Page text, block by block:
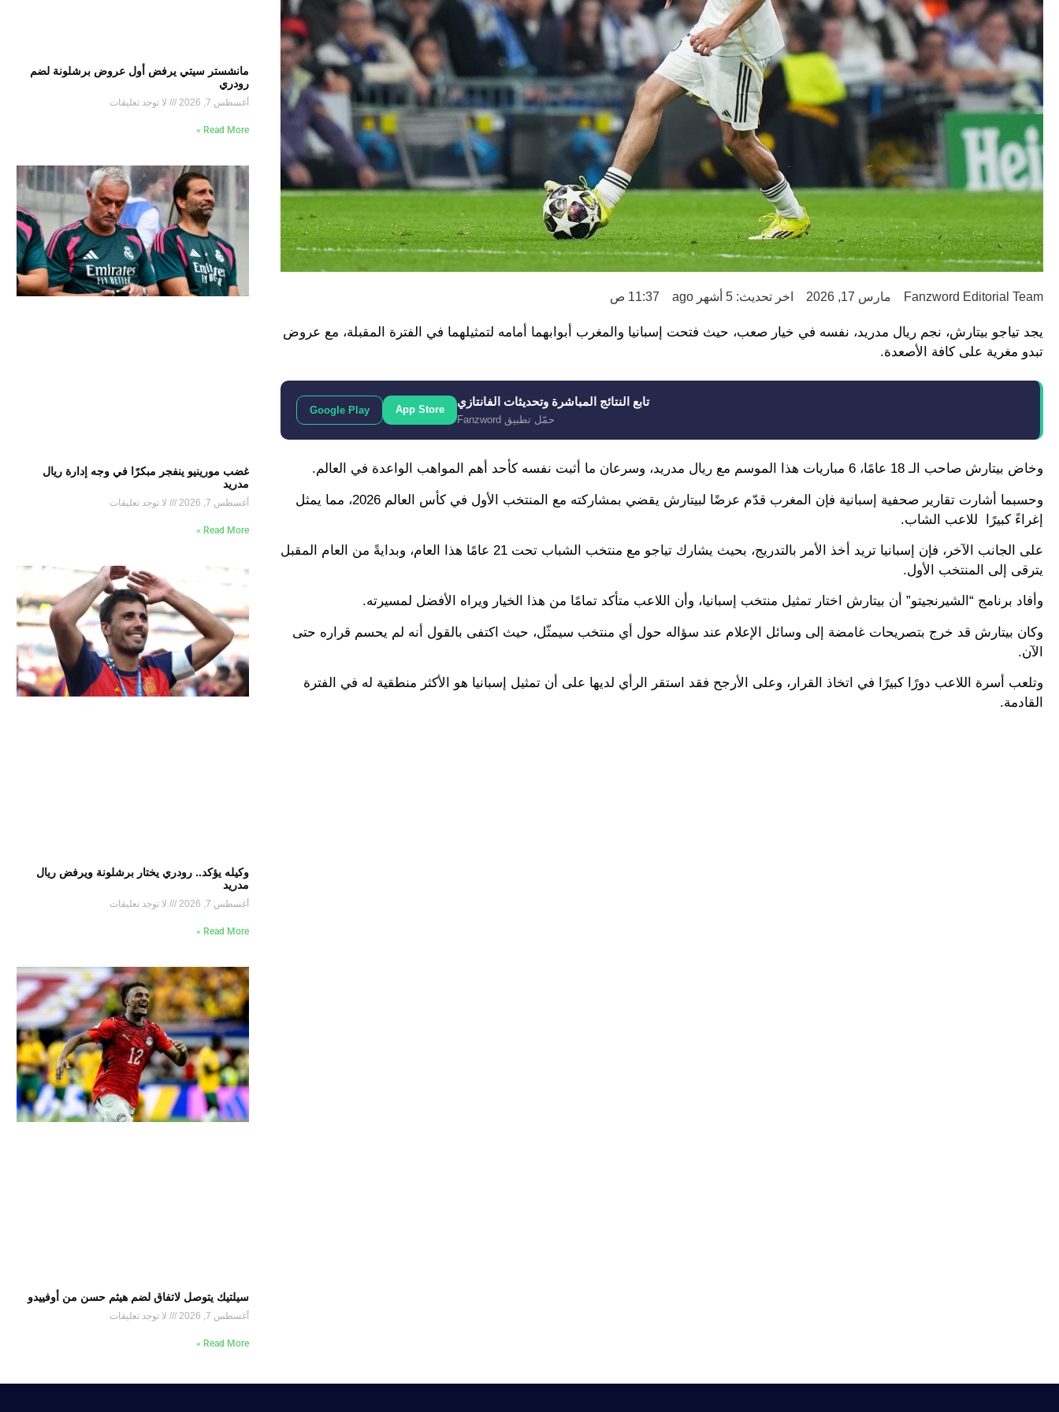
Fanzword Editorial Team مارس 17, 2026 اخر تحديث: 5 أشهر ago 11:37 ص
يجد تياجو بيتارش، نجم ريال مدريد، نفسه في خيار صعب، حيث فتحت إسبانيا والمغرب أبوابهما أمامه لتمثيلهما في الفترة المقبلة، مع عروض
تبدو مغرية على كافة الأصعدة.
تابع النتائج المباشرة وتحديثات الفانتازي
حمّل تطبيق Fanzword
App Store
Google Play
وخاض بيتارش صاحب الـ 18 عامًا، 6 مباريات هذا الموسم مع ريال مدريد، وسرعان ما أثبت نفسه كأحد أهم المواهب الواعدة في العالم.
وحسبما أشارت تقارير صحفية إسبانية فإن المغرب قدّم عرضًا لبيتارش يقضي بمشاركته مع المنتخب الأول في كأس العالم 2026، مما يمثل
إغراءً كبيرًا للاعب الشاب.
على الجانب الآخر، فإن إسبانيا تريد أخذ الأمر بالتدريج، بحيث يشارك تياجو مع منتخب الشباب تحت 21 عامًا هذا العام، وبدايةً من العام المقبل
يترقى إلى المنتخب الأول.
وأفاد برنامج “الشيرنجيتو” أن بيتارش اختار تمثيل منتخب إسبانيا، وأن اللاعب متأكد تمامًا من هذا الخيار ويراه الأفضل لمسيرته.
وكان بيتارش قد خرج بتصريحات غامضة إلى وسائل الإعلام عند سؤاله حول أي منتخب سيمثّل، حيث اكتفى بالقول أنه لم يحسم قراره حتى
الآن.
وتلعب أسرة اللاعب دورًا كبيرًا في اتخاذ القرار، وعلى الأرجح فقد استقر الرأي لديها على أن تمثيل إسبانيا هو الأكثر منطقية له في الفترة
القادمة.
مانشستر سيتي يرفض أول عروض برشلونة لضم
رودري
أغسطس 7, 2026 لا توجد تعليقات
Read More »
غضب مورينيو ينفجر مبكرًا في وجه إدارة ريال
مدريد
أغسطس 7, 2026 لا توجد تعليقات
Read More »
وكيله يؤكد.. رودري يختار برشلونة ويرفض ريال
مدريد
أغسطس 7, 2026 لا توجد تعليقات
Read More »
سيلتيك يتوصل لاتفاق لضم هيثم حسن من أوفييدو
أغسطس 7, 2026 لا توجد تعليقات
Read More »